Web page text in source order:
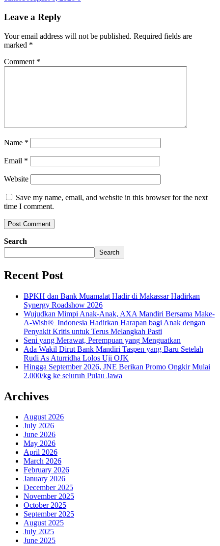
Leave a Reply
Your email address will not be published. Required fields are
marked *
Comment *
Name *
Email *
Website
Save my name, email, and website in this browser for the next
time I comment.
Search
Search
Recent Post
BPKH dan Bank Muamalat Hadir di Makassar Hadirkan
Synergy Roadshow 2026
Wujudkan Mimpi Anak-Anak, AXA Mandiri Bersama Make-
A-Wish® Indonesia Hadirkan Harapan bagi Anak dengan
Penyakit Kritis untuk Terus Melangkah Pasti
Seni yang Merawat, Perempuan yang Menguatkan
Ada Wakil Dirut Bank Mandiri Taspen yang Baru Setelah
Rudi As Aturridha Lolos Uji OJK
Hingga September 2026, JNE Berikan Promo Ongkir Mulai
2.000/kg ke seluruh Pulau Jawa
Archives
August 2026
July 2026
June 2026
May 2026
April 2026
March 2026
February 2026
January 2026
December 2025
November 2025
October 2025
September 2025
August 2025
July 2025
June 2025